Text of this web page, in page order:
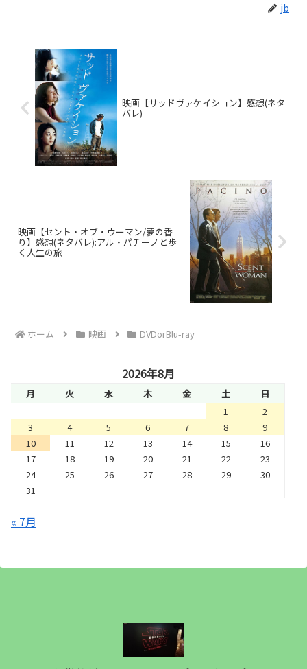
jb
映画【サッドヴァケイション】感想(ネタ
バレ)
映画【セント・オブ・ウーマン/夢の香
り】感想(ネタバレ):アル・パチーノと歩
く人生の旅
ホーム 映画 DVDorBlu-ray
2026年8月
月 火 水 木 金 土
日
1
2
3
4 5 6 7 8
9
10
11 12 13 14 15
16
17
18 19 20 21 22
23
24
25 26 27 28 29
30
31
« 7月